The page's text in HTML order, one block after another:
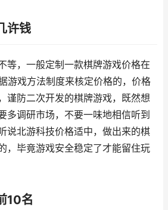
许钱
等，一般定制一款棋牌游戏价格在
游戏方法制度来核定价格的，价格
谨防二次开发的棋牌游戏，既然想
多调研市场，不要一味地相信听到
说北游科技价格适中，做出来的棋
，毕竟游戏安全稳定了才能留住玩
10名